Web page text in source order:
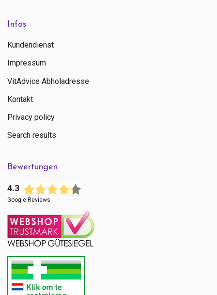
Infos
Kundendienst
Impressum
VitAdvice Abholadresse
Kontakt
Privacy policy
Search results
Bewertungen
4.3
Google Reviews